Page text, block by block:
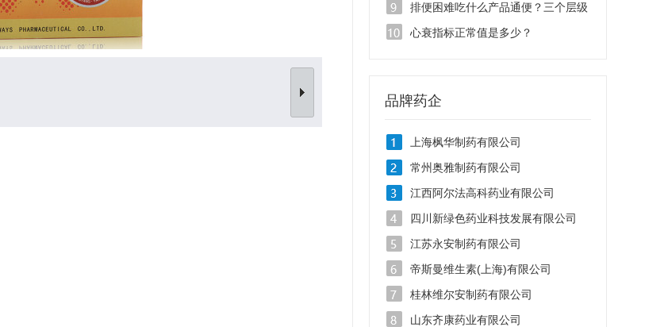
个层级对症选
排便困难吃什么产品通便？三个层级
选对才有用
心衰指标正常值是多少？
品牌药企
上海枫华制药有限公司
常州奥雅制药有限公司
江西阿尔法高科药业有限公司
四川新绿色药业科技发展有限公司
江苏永安制药有限公司
帝斯曼维生素(上海)有限公司
桂林维尔安制药有限公司
山东齐康药业有限公司